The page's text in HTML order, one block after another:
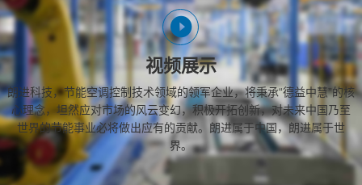
视频展示
朗进科技，节能空调控制技术领域的领军企业，将秉承“德益中慧”的核
心理念，坦然应对市场的风云变幻，积极开拓创新，对未来中国乃至
世界的节能事业必将做出应有的贡献。朗进属于中国，朗进属于世
界。